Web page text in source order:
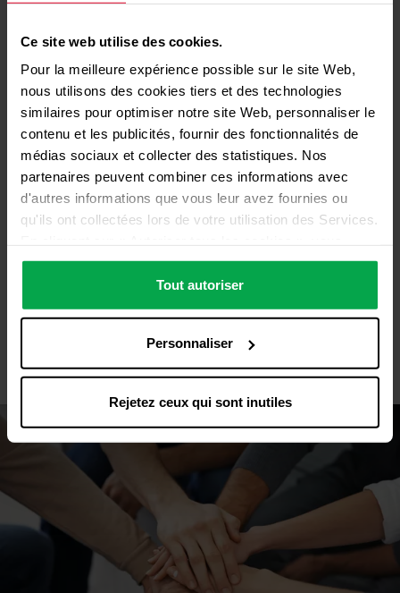
Ce site web utilise des cookies.
Pour la meilleure expérience possible sur le site Web,
nous utilisons des cookies tiers et des technologies
similaires pour optimiser notre site Web, personnaliser le
contenu et les publicités, fournir des fonctionnalités de
médias sociaux et collecter des statistiques. Nos
partenaires peuvent combiner ces informations avec
d'autres informations que vous leur avez fournies ou
qu'ils ont collectées lors de votre utilisation des Services.
acceptez l'utilisation de tous les cookies, y compris le
traitement des données et leur transmission à des tiers
conformément à notre déclaration de protection des
votre consentement, conformément à l'article 49,
paragraphe 1, point a) du RGPD, au traitement des
Unis. Dans ces pays, malgré une sélection minutieuse et
européen élevé de protection des données ne peut pas
nécessairement être garanti. Si des données sont
transférées aux États-Unis, il existe par exemple un
risque que ces données soient traitées par les autorités
américaines à des fins de contrôle et de surveillance
sans que des recours juridiques efficaces soient
disponibles ou sans que tous les droits des personnes
Tout autoriser
Personnaliser
Rejetez ceux qui sont inutiles
Postulez chez Westfalen
Chez Westfalen France, nous recherchons des
personnes qui ont de l'énergie et qui relèvent les
défis de l'avenir avec des idées et de la passion.
Vous vous sentez concerné(e) ? Alors envoyez-
nous votre candidature spontanée, CV inclus,
par mail ou par courrier à l'adresse suivante :
Westfalen France
57780 Rosselange